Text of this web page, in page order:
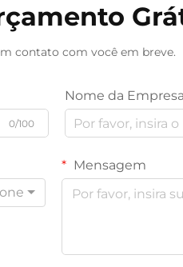
contato com você em breve.
0/100
Nome da Empresa
Mensagem